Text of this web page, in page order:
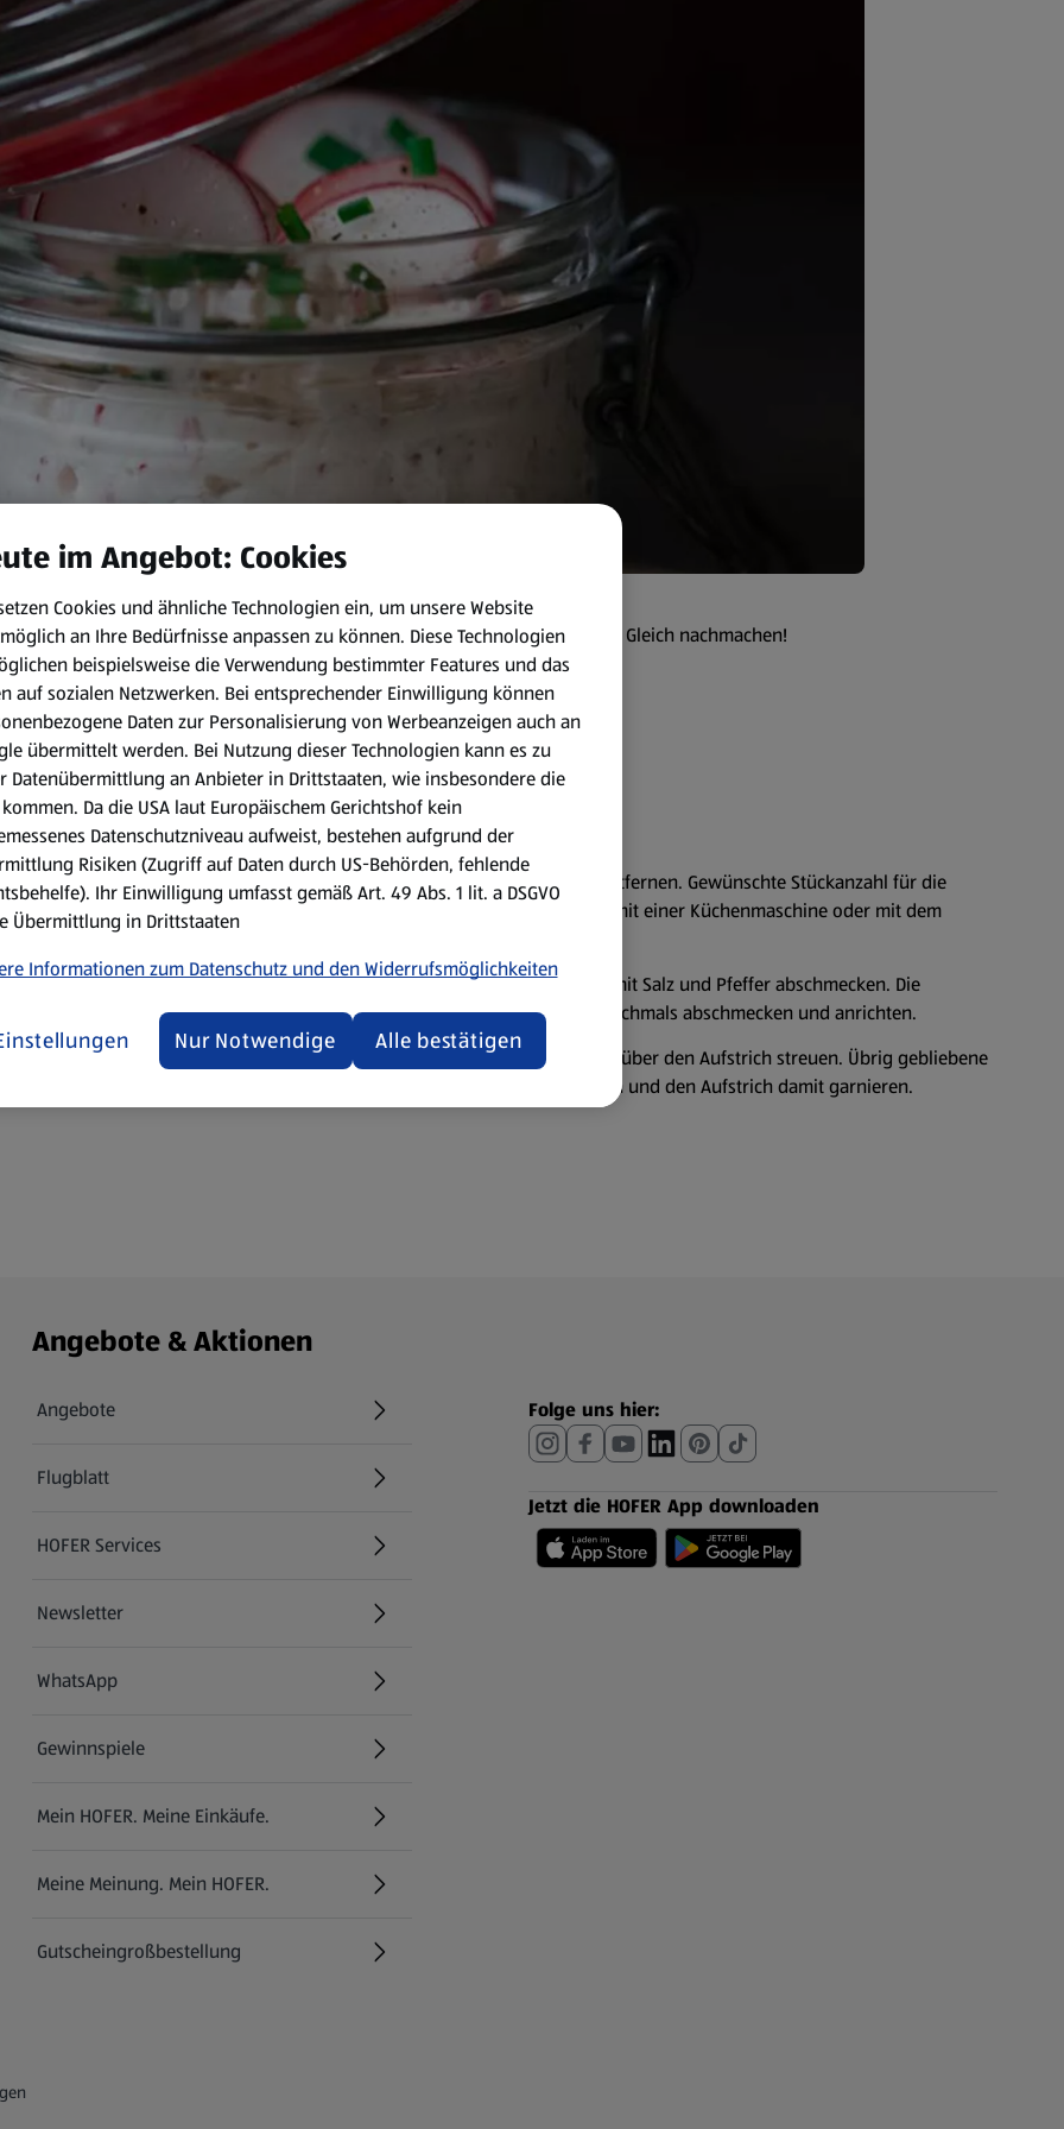
ist perfekt für den Oster-Brunch oder eine schmackhafte Jause am Abend! Gleich nachmachen!
Sorte: Natur
Zubereitungsart:
Radieschen waschen und Stielansatz entfernen. Gewünschte Stückanzahl für die
Garnierung zurückbehalten. Entweder mit einer Küchenmaschine oder mit dem
Topfen mit Frischkäse glattrühren und mit Salz und Pfeffer abschmecken. Die
gerissenen Radieschen unterrühren, nochmals abschmecken und anrichten.
Schnittlauch in Röllchen schneiden und über den Aufstrich streuen. Übrig gebliebene
Radieschen in feine Scheiben schneiden und den Aufstrich damit garnieren.
Angebote & Aktionen
Angebote
Flugblatt
HOFER Services
Newsletter
WhatsApp
Gewinnspiele
Mein HOFER. Meine Einkäufe.
Meine Meinung. Mein HOFER.
Gutscheingroßbestellung
(öffnet in einem neuen Tab)
Folge uns hier:
Jetzt die HOFER App downloaden
im Angebot: Cookies
Cookies und ähnliche Technologien ein, um unsere Website
an Ihre Bedürfnisse anpassen zu können. Diese Technologien
beispielsweise die Verwendung bestimmter Features und das
auf sozialen Netzwerken. Bei entsprechender Einwilligung können
Daten zur Personalisierung von Werbeanzeigen auch an
übermittelt werden. Bei Nutzung dieser Technologien kann es zu
Datenübermittlung an Anbieter in Drittstaaten, wie insbesondere die
kommen. Da die USA laut Europäischem Gerichtshof kein
Datenschutzniveau aufweist, bestehen aufgrund der
Risiken (Zugriff auf Daten durch US-Behörden, fehlende
Ihr Einwilligung umfasst gemäß Art. 49 Abs. 1 lit. a DSGVO
Übermittlung in Drittstaaten
Informationen zum Datenschutz und den Widerrufsmöglichkeiten
Nur Notwendige Alle bestätigen